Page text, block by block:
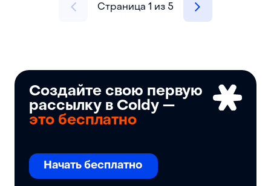
Страница 1 из 5
Создайте свою первую
рассылку в Coldy —
это бесплатно
Начать бесплатно